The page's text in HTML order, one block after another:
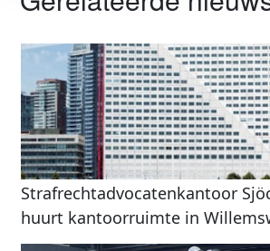
Strafrechtadvocatenkantoor
huurt kantoorruimte in